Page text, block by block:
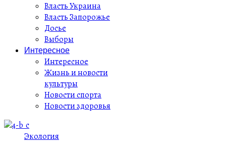
Власть Украина
Власть Запорожье
Досье
Выборы
Интересное
Интересное
Жизнь и новости
культуры
Новости спорта
Новости здоровья
Экология